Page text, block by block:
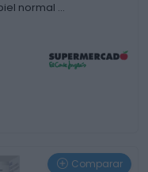
normal …
Comparar